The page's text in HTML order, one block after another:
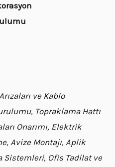
ve Kablo
Topraklama Hattı
Onarımı, Elektrik
Avize Montajı, Aplik
Sistemleri, Ofis Tadilat ve